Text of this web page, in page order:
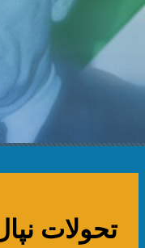
تحولات